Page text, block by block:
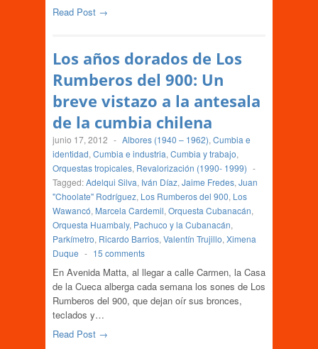
Read Post →
Los años dorados de Los
Rumberos del 900: Un
breve vistazo a la antesala
de la cumbia chilena
junio 17, 2012 - Albores (1940 – 1962), Cumbia e
identidad, Cumbia e industria, Cumbia y trabajo,
Orquestas tropicales, Revalorización (1990- 1999) -
Tagged:Adelqui Silva, Iván Díaz, Jaime Fredes, Juan
"Choolate" Rodríguez, Los Rumberos del 900, Los
Wawancó, Marcela Cardemil, Orquesta Cubanacán,
Orquesta Huambaly, Pachuco y la Cubanacán,
Parkímetro, Ricardo Barrios, Valentín Trujillo, Ximena
Duque - 15 comments
En Avenida Matta, al llegar a calle Carmen, la Casa
de la Cueca alberga cada semana los sones de Los
Rumberos del 900, que dejan oír sus bronces,
teclados y…
Read Post →